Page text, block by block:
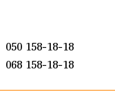
050 158-18-18
068 158-18-18